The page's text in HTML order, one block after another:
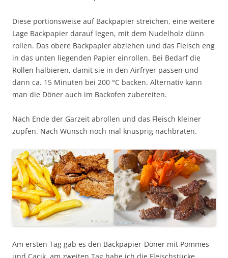
Diese portionsweise auf Backpapier streichen, eine weitere
Lage Backpapier darauf legen, mit dem Nudelholz dünn
rollen. Das obere Backpapier abziehen und das Fleisch eng
in das unten liegenden Papier einrollen. Bei Bedarf die
Rollen halbieren, damit sie in den Airfryer passen und
dann ca. 15 Minuten bei 200 °C backen. Alternativ kann
man die Döner auch im Backofen zubereiten.
Nach Ende der Garzeit abrollen und das Fleisch kleiner
zupfen. Nach Wunsch noch mal knusprig nachbraten.
Am ersten Tag gab es den Backpapier-Döner mit Pommes